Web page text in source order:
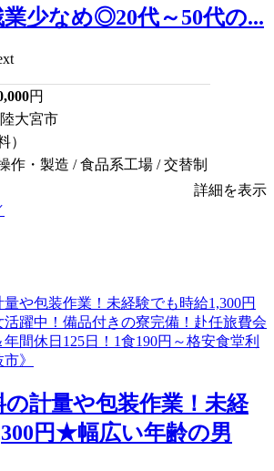
少なめ◎20代～50代の...
円
大宮市
）
作・製造 / 食品系工場 / 交替制
詳細を表示
計量や包装作業！未経
円★幅広い年齢の男